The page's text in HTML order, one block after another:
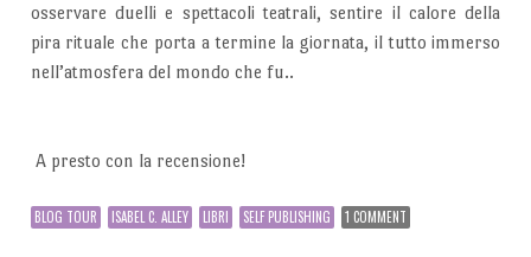
osservare duelli e spettacoli teatrali, sentire il calore della
pira rituale che porta a termine la giornata, il tutto immerso
nell’atmosfera del mondo che fu..
A presto con la recensione!
BLOG TOUR ISABEL C. ALLEY LIBRI SELF PUBLISHING 1 COMMENT